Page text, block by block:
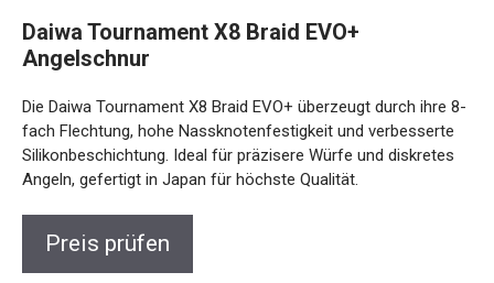
Angelschnur
8-fach Flechtung, hohe Nassknotenfestigkeit und
verbesserte Silikonbeschichtung. Ideal für präzisere Würfe
und diskretes Angeln, gefertigt in Japan für höchste
Qualität.
Preis prüfen